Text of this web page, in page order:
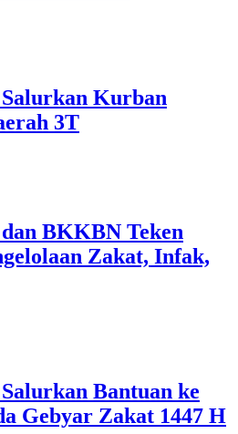
Kurban
3T
BKKBN Teken
Zakat, Infak,
Bantuan ke
Gebyar Zakat 1447 H